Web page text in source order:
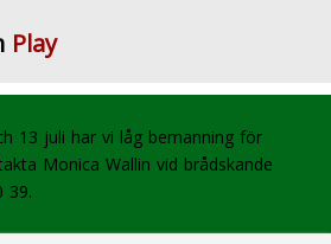
Play
13 juli har vi låg bemanning för
Monica Wallin vid brådskande
39.